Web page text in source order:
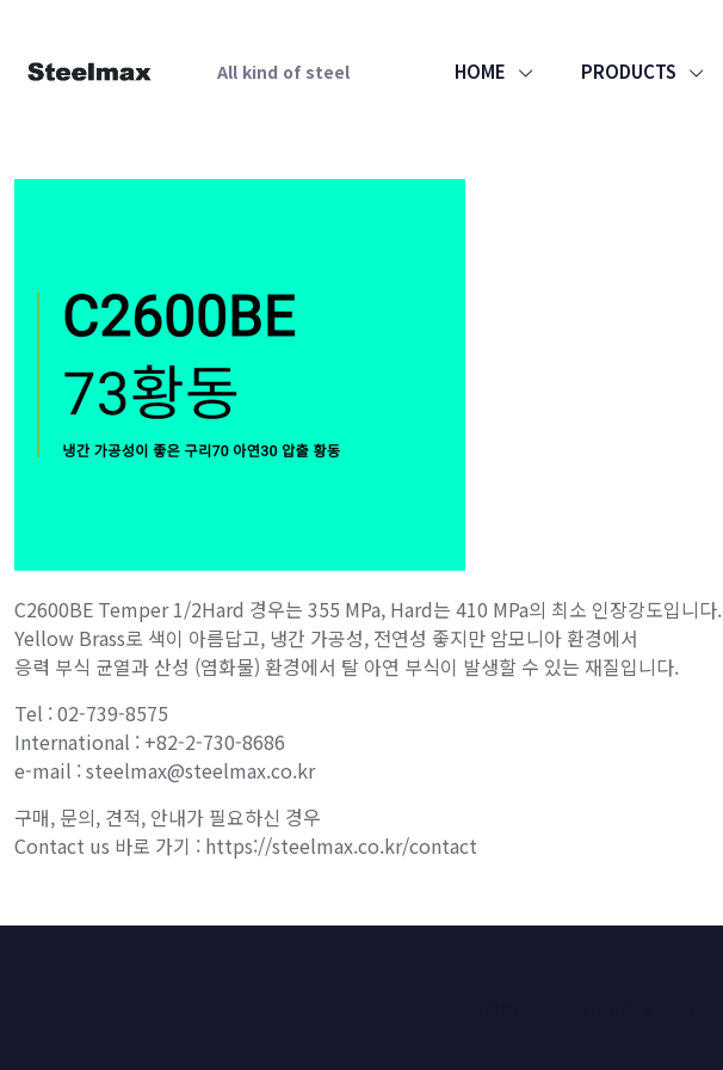
All kind of steel HOME PRODUCTS
C2600BE Temper 1/2Hard 경우는 355 MPa, Hard는 410 MPa의 최소 인장강도입니다.
Yellow Brass로 색이 아름답고, 냉간 가공성, 전연성 좋지만 암모니아 환경에서
응력 부식 균열과 산성 (염화물) 환경에서 탈 아연 부식이 발생할 수 있는 재질입니다.
Tel : 02-739-8575
International : +82-2-730-8686
e-mail : steelmax@steelmax.co.kr
구매, 문의, 견적, 안내가 필요하신 경우
Contact us 바로 가기 : https://steelmax.co.kr/contact